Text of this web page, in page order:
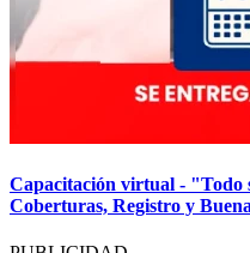
Capacitación virtual - "Todo
Coberturas, Registro y